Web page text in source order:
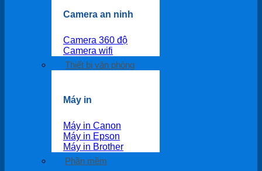
Camera an ninh
Camera 360 độ
Camera wifi
Thiết bị văn phòng
Máy in
Máy in Canon
Máy in Epson
Máy in Brother
Phần mềm